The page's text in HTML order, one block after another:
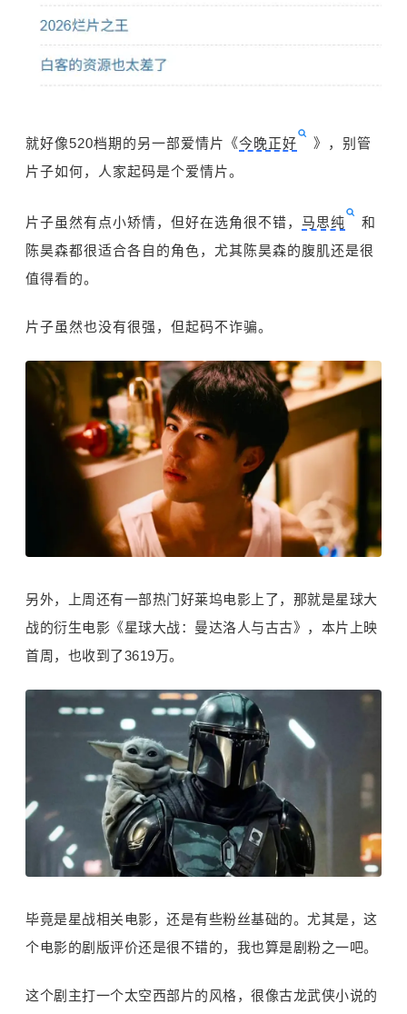
就好像520档期的另一部爱情片《今晚正好
》，别管
片子如何，人家起码是个爱情片。
片子虽然有点小矫情，但好在选角很不错， 马思纯
和
陈昊森都很适合各自的角色，尤其陈昊森的腹肌还是很
值得看的。
片子虽然也没有很强，但起码不诈骗。
另外，上周还有一部热门好莱坞电影上了，那就是星球大
战的衍生电影《星球大战：曼达洛人与古古》，本片上映
首周，也收到了3619万。
毕竟是星战相关电影，还是有些粉丝基础的。尤其是，这
个电影的剧版评价还是很不错的，我也算是剧粉之一吧。
这个剧主打一个太空西部片的风格，很像古龙武侠小说的